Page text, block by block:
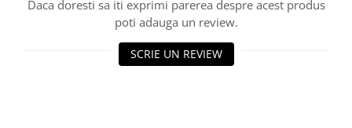
Daca doresti sa iti exprimi parerea despre acest produs
poti adauga un review.
SCRIE UN REVIEW